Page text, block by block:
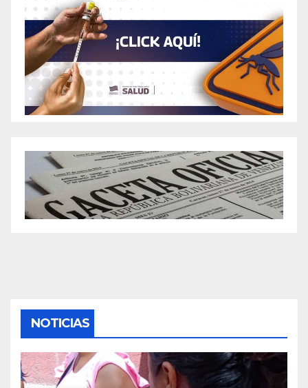
NOTICIAS